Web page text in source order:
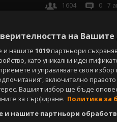
1604 0 7
на
и нашите 1019партньори
като уникални
и управлявате своя
включително
Вашият избор ще бъде
за сърфиране. Политика за
и нашите партньори